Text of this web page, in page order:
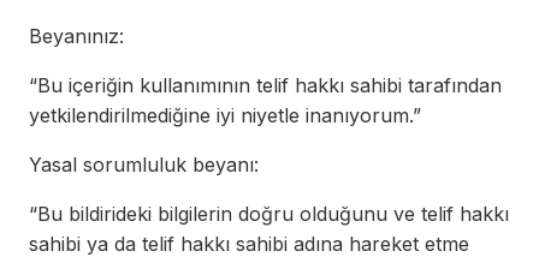
Beyanınız:
“Bu içeriğin kullanımının telif hakkı sahibi tarafından
yetkilendirilmediğine iyi niyetle inanıyorum.”
Yasal sorumluluk beyanı:
“Bu bildirideki bilgilerin doğru olduğunu ve telif hakkı
sahibi ya da telif hakkı sahibi adına hareket etme